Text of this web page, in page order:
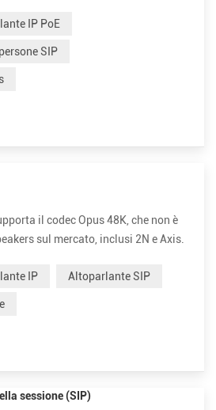
PoE di Tonmind IP. •
per una migliore qualità del suono,
una voce chiara e forte. È
IP PoE
SIP
il codec Opus 48K, che non è
sul mercato, inclusi 2N e Axis.
qualità del suono estremamente
di codifica audio sviluppato
IP Altoparlante SIP
sessione (SIP)